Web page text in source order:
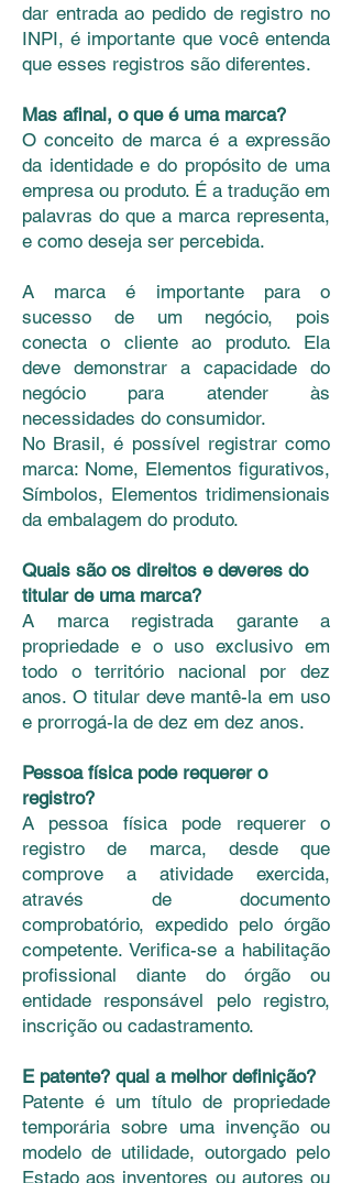
dar entrada ao pedido de registro no
INPI, é importante que você entenda
que esses registros são diferentes.
Mas afinal, o que é uma marca?
O conceito de marca é a expressão
da identidade e do propósito de uma
empresa ou produto. É a tradução em
palavras do que a marca representa,
e como deseja ser percebida.
A marca é importante para o
sucesso de um negócio, pois
conecta o cliente ao produto. Ela
deve demonstrar a capacidade do
negócio para atender às
necessidades do consumidor.
No Brasil, é possível registrar como
marca: Nome, Elementos figurativos,
Símbolos, Elementos tridimensionais
da embalagem do produto.
Quais são os direitos e deveres do
titular de uma marca?
A marca registrada garante a
propriedade e o uso exclusivo em
todo o território nacional por dez
anos. O titular deve mantê-la em uso
e prorrogá-la de dez em dez anos.
Pessoa física pode requerer o
registro?
A pessoa física pode requerer o
registro de marca, desde que
comprove a atividade exercida,
através de documento
comprobatório, expedido pelo órgão
competente. Verifica-se a habilitação
profissional diante do órgão ou
entidade responsável pelo registro,
inscrição ou cadastramento.
E patente? qual a melhor definição?
Patente é um título de propriedade
temporária sobre uma invenção ou
modelo de utilidade, outorgado pelo
Estado aos inventores ou autores ou